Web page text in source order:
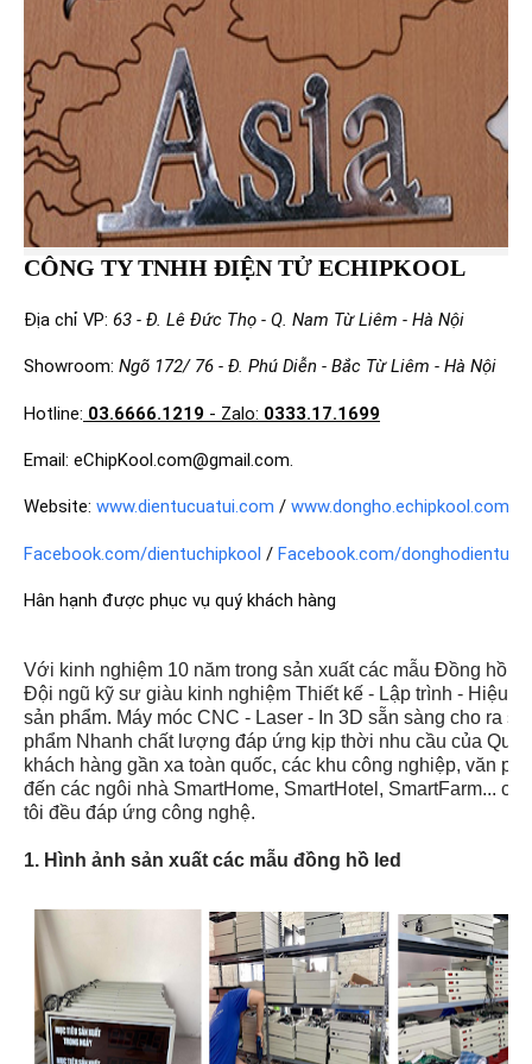
CÔNG TY TNHH ĐIỆN TỬ ECHIPKOOL
Địa chỉ VP: 63 - Đ. Lê Đức Thọ - Q. Nam Từ Liêm - Hà Nội
Showroom: Ngõ 172/ 76 - Đ. Phú Diễn - Bắc Từ Liêm - Hà Nội
Hotline: 03.6666.1219 - Zalo: 0333.17.1699
Email: eChipKool.com@gmail.com.
Website: www.dientucuatui.com / www.dongho.echipkool.com
Facebook.com/dientuchipkool / Facebook.com/
Hân hạnh được phục vụ quý khách hàng
Với kinh nghiệm 10 năm trong sản xuất các mẫu Đồng hồ
Đội ngũ kỹ sư giàu kinh nghiệm Thiết kế - Lập trình - Hiệu
sản phẩm. Máy móc CNC - Laser - In 3D sẵn sàng cho ra
phẩm Nhanh chất lượng đáp ứng kịp thời nhu cầu của Quý
khách hàng gần xa toàn quốc, các khu công nghiệp, văn
đến các ngôi nhà SmartHome, SmartHotel, SmartFarm...
tôi đều đáp ứng công nghệ.
1. Hình ảnh sản xuất các mẫu đồng hồ led